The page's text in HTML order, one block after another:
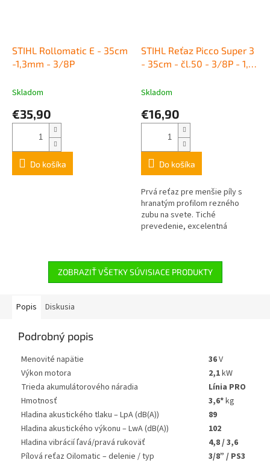
STIHL Rollomatic E - 35cm
-1,3mm - 3/8P
Skladom
€35,90
Do košíka
STIHL Reťaz Picco Super 3
- 35cm - čl.50 - 3/8P - 1,3
Skladom
€16,90
Do košíka
Prvá reťaz pre menšie píly s
hranatým profilom rezného
zubu na svete. Tiché
prevedenie, excelentná
pre...
ZOBRAZIŤ VŠETKY SÚVISIACE PRODUKTY
Popis Diskusia
Podrobný popis
Menovité napätie 36V
Výkon motora
2,1kW
Trieda akumulátorového náradia
Línia PRO
Hmotnosť
3,6*kg
Hladina akustického tlaku – LpA (dB(A))
89
Hladina akustického výkonu – LwA (dB(A))
102
Hladina vibrácií ľavá/pravá rukoväť
4,8 / 3,6
Pílová reťaz Oilomatic – delenie / typ
3/8” / PS3